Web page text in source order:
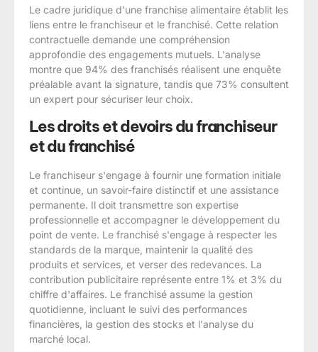
Le cadre juridique d'une franchise alimentaire établit les
liens entre le franchiseur et le franchisé. Cette relation
contractuelle demande une compréhension
approfondie des engagements mutuels. L'analyse
montre que 94% des franchisés réalisent une enquête
préalable avant la signature, tandis que 73% consultent
un expert pour sécuriser leur choix.
Les droits et devoirs du franchiseur
et du franchisé
Le franchiseur s'engage à fournir une formation initiale
et continue, un savoir-faire distinctif et une assistance
permanente. Il doit transmettre son expertise
professionnelle et accompagner le développement du
point de vente. Le franchisé s'engage à respecter les
standards de la marque, maintenir la qualité des
produits et services, et verser des redevances. La
contribution publicitaire représente entre 1% et 3% du
chiffre d'affaires. Le franchisé assume la gestion
quotidienne, incluant le suivi des performances
financières, la gestion des stocks et l'analyse du
marché local.